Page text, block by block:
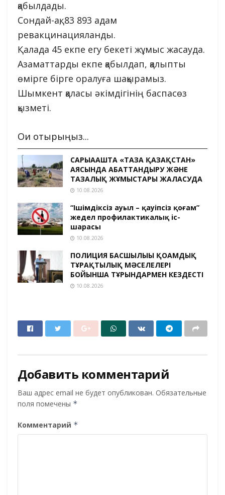
қабылдады.
Сондай-ақ, 83 893 адам
ревакцинацияланды.
Қалада 45 екпе егу бекеті жұмыс жасауда.
Азаматтарды екпе қабылдап, қалыпты
өмірге бірге оралуға шақырамыз.
Шымкент қаласы әкімдігінің баспасөз
қызметі.
Оқи отырыңыз...
САРЫАҒАШТА «ТАЗА ҚАЗАҚСТАН»
АЯСЫНДА АБАТТАНДЫРУ ЖӘНЕ
ТАЗАЛЫҚ ЖҰМЫСТАРЫ ЖАЛҒАСУДА
10.08.2026
“Ішімдіксіз ауыл – қауіпсіз қоғам”
жедел профилактикалық іс-
шарасы
10.08.2026
ПОЛИЦИЯ БАСШЫЛЫҒЫ ҚОҒАМДЫҚ
ТҰРАҚТЫЛЫҚ МӘСЕЛЕЛЕРІ
БОЙЫНША ТҰРҒЫНДАРМЕН КЕЗДЕСТІ
10.08.2026
Добавить комментарий
Ваш адрес email не будет опубликован. Обязательные
поля помечены *
Комментарий *